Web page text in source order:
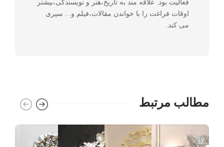
فعالیت بود. علاقه مند به تاریخ،هنر و نویسندگی،بیشتر
اوقات فراغت را با خواندن مقالات،فیلم و... سپری
می کند.
مطالب مرتبط